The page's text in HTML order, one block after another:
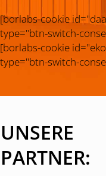
[borlabs-cookie
type="btn-switch-
[borlabs-cookie
type="btn-switch-
UNSERE
PARTNER: